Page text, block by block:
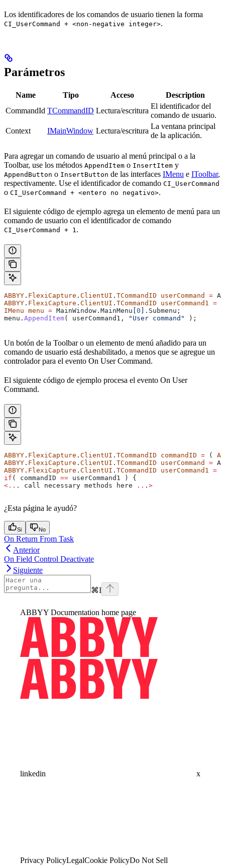
Los identificadores de los comandos de usuario tienen la forma
CI_UserCommand + <non-negative integer>.
Parámetros
Name Tipo Acceso
Description
CommandId TCommandID Lectura/escritura
El identificador del
comando de usuario.
Context
IMainWindow Lectura/escritura
La ventana principal
de la aplicación.
Para agregar un comando de usuario al menú principal o a la
Toolbar, use los métodos AppendItem o InsertItem y
AppendButton o InsertButton de las interfaces IMenu e IToolbar,
respectivamente. Use el identificador de comando CI_UserCommand
o CI_UserCommand + <entero no negativo>.
El siguiente código de ejemplo agrega un elemento de menú para un
comando de usuario con el identificador de comando
CI_UserCommand + 1 .
ABBYY . FlexiCapture . ClientUI . TCommandID userCommand =
ABBYY . FlexiCapture . ClientUI . TCommandID userCommand1 =
IMenu menu = MainWindow . MainMenu 0 ]. Submenu ;
menu . AppendItem( userCommand1 , "User command" );
Un botón de la Toolbar o un elemento de menú añadido para un
comando de usuario está deshabilitado, a menos que se agregue un
controlador para el evento On User Command.
El siguiente código de ejemplo procesa el evento On User
Command.
ABBYY . FlexiCapture . ClientUI . TCommandID commandID = (
ABBYY . FlexiCapture . ClientUI . TCommandID userCommand =
ABBYY . FlexiCapture . ClientUI . TCommandID userCommand1 =
if ( commandID == userCommand1
) {
<.. . call necessary methods here .. . >
¿Esta página le ayudó?
Si No
On Return From Task
Anterior
On Field Control Deactivate
Siguiente
⌘I
ABBYY Documentation home page
linkedin x
Privacy PolicyLegalCookie PolicyDo Not Sell